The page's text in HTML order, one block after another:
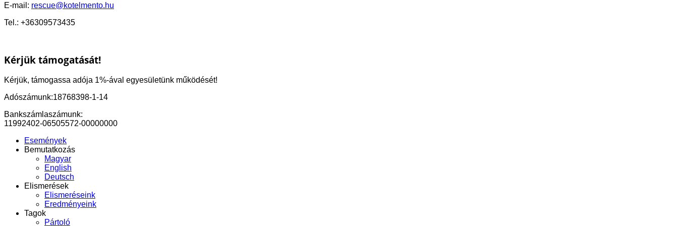
E-mail: rescue@kotelmento.hu
Tel.: +36309573435
Kérjük támogatását!
Kérjük, támogassa adója 1%-ával egyesületünk működését!
Adószámunk:18768398-1-14
Bankszámlaszámunk:
11992402-06505572-00000000
Események
Bemutatkozás
Magyar
English
Deutsch
Elismerések
Elismeréseink
Eredményeink
Tagok
Pártoló